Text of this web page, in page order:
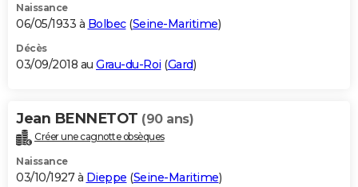
Naissance
06/05/1933 à Bolbec(Seine-Maritime)
Décès
03/09/2018 au Grau-du-Roi (Gard)
Jean BENNETOT (90 ans)
Créer une cagnotte obsèques
Naissance
03/10/1927 à Dieppe (Seine-Maritime)